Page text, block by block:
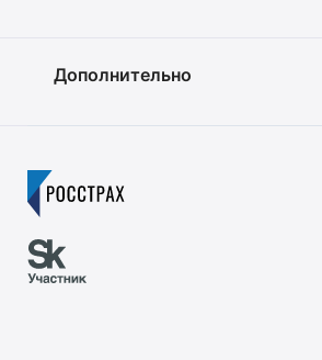
Дополнительно